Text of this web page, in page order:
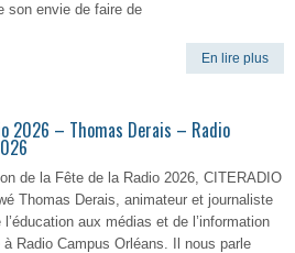
son envie de faire de
En lire plus
2026 – Thomas Derais – Radio
de la Fête de la Radio 2026, CITERADIO
Thomas Derais, animateur et journaliste
l’éducation aux médias et de l’information
Radio Campus Orléans. Il nous parle